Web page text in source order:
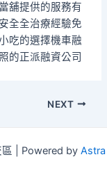
舖提供的服務有
全全治療經驗免
吃的選擇機車融
的正派融資公司
NEXT
| Powered by Astra